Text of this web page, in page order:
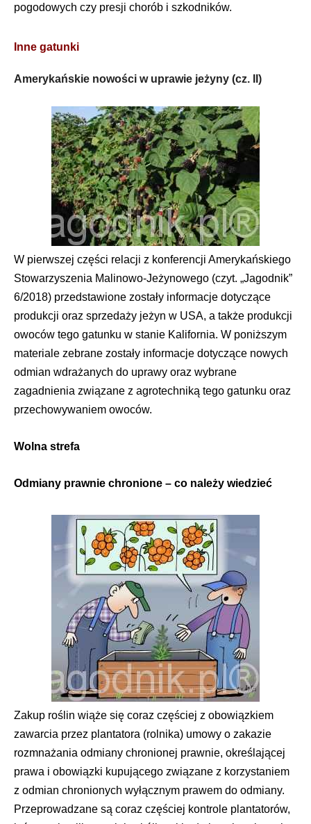
pogodowych czy presji chorób i szkodników.
Inne gatunki
Amerykańskie nowości w uprawie jeżyny (cz. II)
W pierwszej części relacji z konferencji Amerykańskiego
Stowarzyszenia Malinowo-Jeżynowego (czyt. „Jagodnik”
6/2018) przedstawione zostały informacje dotyczące
produkcji oraz sprzedaży jeżyn w USA, a także produkcji
owoców tego gatunku w stanie Kalifornia. W poniższym
materiale zebrane zostały informacje dotyczące nowych
odmian wdrażanych do uprawy oraz wybrane
zagadnienia związane z agrotechniką tego gatunku oraz
przechowywaniem owoców.
Wolna strefa
Odmiany prawnie chronione – co należy wiedzieć
Zakup roślin wiąże się coraz częściej z obowiązkiem
zawarcia przez plantatora (rolnika) umowy o zakazie
rozmnażania odmiany chronionej prawnie, określającej
prawa i obowiązki kupującego związane z korzystaniem
z odmian chronionych wyłącznym prawem do odmiany.
Przeprowadzane są coraz częściej kontrole plantatorów,